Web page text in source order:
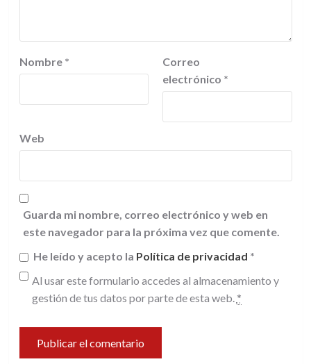
Nombre *
Correo
electrónico *
Web
Guarda mi nombre, correo electrónico y web en
este navegador para la próxima vez que comente.
He leído y acepto la Política de privacidad *
Al usar este formulario accedes al almacenamiento y
gestión de tus datos por parte de esta web. *